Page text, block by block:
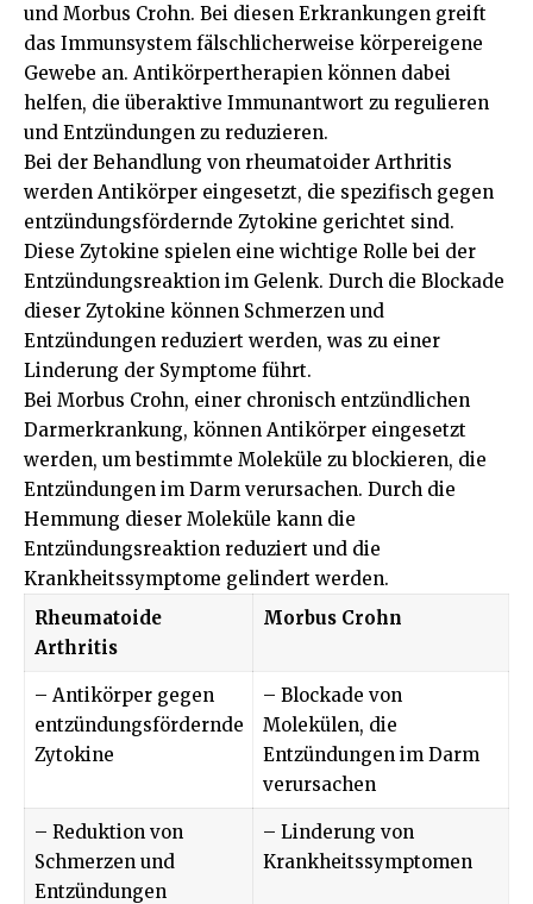
und Morbus Crohn. Bei diesen Erkrankungen greift
das Immunsystem fälschlicherweise körpereigene
Gewebe an. Antikörpertherapien können dabei
helfen, die überaktive Immunantwort zu regulieren
und Entzündungen zu reduzieren.
Bei der Behandlung von rheumatoider Arthritis
werden Antikörper eingesetzt, die spezifisch gegen
entzündungsfördernde Zytokine gerichtet sind.
Diese Zytokine spielen eine wichtige Rolle bei der
Entzündungsreaktion im Gelenk. Durch die Blockade
dieser Zytokine können Schmerzen und
Entzündungen reduziert werden, was zu einer
Linderung der Symptome führt.
Bei Morbus Crohn, einer chronisch entzündlichen
Darmerkrankung, können Antikörper eingesetzt
werden, um bestimmte Moleküle zu blockieren, die
Entzündungen im Darm verursachen. Durch die
Hemmung dieser Moleküle kann die
Entzündungsreaktion reduziert und die
Krankheitssymptome gelindert werden.
Rheumatoide
Arthritis
Morbus Crohn
– Antikörper gegen
entzündungsfördernde
Zytokine
– Blockade von
Molekülen, die
Entzündungen im Darm
verursachen
– Reduktion von
Schmerzen und
Entzündungen
– Linderung von
Krankheitssymptomen